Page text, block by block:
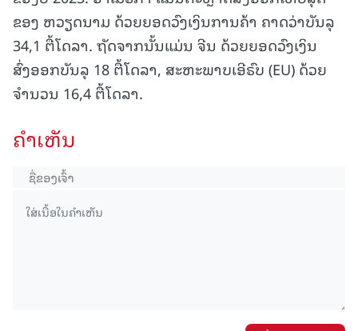
ຂອງ ຫວຽດນາມ ດ້ວຍຍອດວົງເງິນການຄ້າ ຄາດວ່າບັນລຸ
34,1 ຕື້ໂດລາ. ຖັດຈາກນັ້ນແມ່ນ ຈີນ ດ້ວຍຍອດວົງເງິນ
ສົ່ງອອກບັນລຸ 18 ຕື້ໂດລາ, ສະຫະພາບເອີຣົບ (EU) ດ້ວຍ
ຈຳນວນ 16,4 ຕື້ໂດລາ.
ຄໍາເຫັນ